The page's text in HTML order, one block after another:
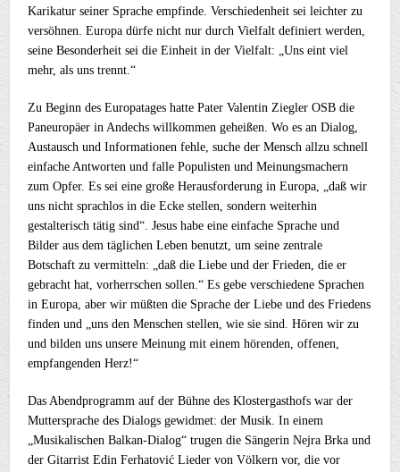
Karikatur seiner Sprache empfinde. Verschiedenheit sei leichter zu
versöhnen. Europa dürfe nicht nur durch Vielfalt definiert werden,
seine Besonderheit sei die Einheit in der Vielfalt: „Uns eint viel
mehr, als uns trennt.“
Zu Beginn des Europatages hatte Pater Valentin Ziegler OSB die
Paneuropäer in Andechs willkommen geheißen. Wo es an Dialog,
Austausch und Informationen fehle, suche der Mensch allzu schnell
einfache Antworten und falle Populisten und Meinungsmachern
zum Opfer. Es sei eine große Herausforderung in Europa, „daß wir
uns nicht sprachlos in die Ecke stellen, sondern weiterhin
gestalterisch tätig sind“. Jesus habe eine einfache Sprache und
Bilder aus dem täglichen Leben benutzt, um seine zentrale
Botschaft zu vermitteln: „daß die Liebe und der Frieden, die er
gebracht hat, vorherrschen sollen.“ Es gebe verschiedene Sprachen
in Europa, aber wir müßten die Sprache der Liebe und des Friedens
finden und „uns den Menschen stellen, wie sie sind. Hören wir zu
und bilden uns unsere Meinung mit einem hörenden, offenen,
empfangenden Herz!“
Das Abendprogramm auf der Bühne des Klostergasthofs war der
Muttersprache des Dialogs gewidmet: der Musik. In einem
„Musikalischen Balkan-Dialog“ trugen die Sängerin Nejra Brka und
der Gitarrist Edin Ferhatović Lieder von Völkern vor, die vor